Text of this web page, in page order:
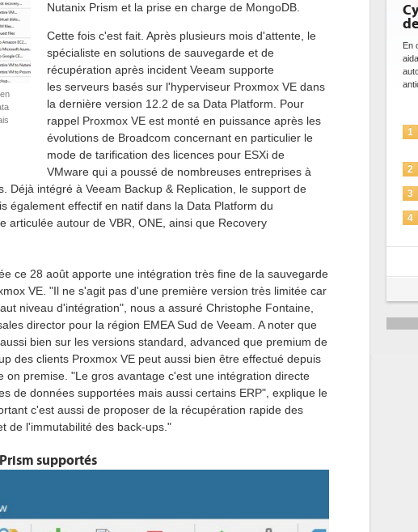
Nutanix Prism et la prise en charge de MongoDB.
Cette fois c'est fait. Après plusieurs mois d'attente, le
spécialiste en solutions de sauvegarde et de
récupération après incident Veeam supporte
les serveurs basés sur l'hyperviseur Proxmox VE dans
la dernière version 12.2 de sa Data Platform. Pour
rappel Proxmox VE est monté en puissance après les
évolutions de Broadcom concernant en particulier le
mode de tarification des licences pour ESXi de
VMware qui a poussé de nombreuses entreprises à
Déjà intégré à Veeam Backup & Replication, le support de
également effectif en natif dans la Data Platform du
articulée autour de VBR, ONE, ainsi que Recovery
ce 28 août apporte une intégration très fine de la sauvegarde
VE. "Il ne s'agit pas d'une première version très limitée car
niveau d'intégration", nous a assuré Christophe Fontaine,
director pour la région EMEA Sud de Veeam. A noter que
bien sur les versions standard, advanced que premium de
des clients Proxmox VE peut aussi bien être effectué depuis
on premise. "Le gros avantage c'est une intégration directe
de données supportées mais aussi certains ERP", explique le
c'est aussi de proposer de la récupération rapide des
de l'immutabilité des back-ups."
supportés
ce
1
2
6